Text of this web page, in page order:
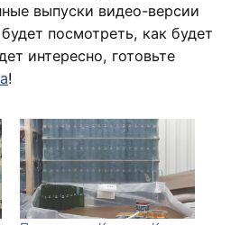
выпуски видео-версии
посмотреть, как будет
интересно, готовьте
!